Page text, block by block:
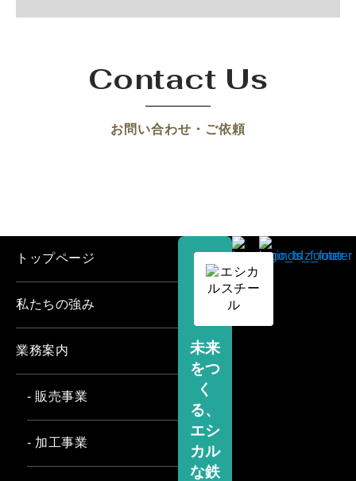
Contact Us
お問い合わせ・ご依頼
未来
をつ
く
る、
エシ
カル
な鉄
トップページ
私たちの強み
業務案内
- 販売事業
- 加工事業